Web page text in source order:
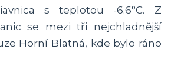
s teplotou -6.6°C. Z
se mezi tři nejchladnější
Horní Blatná, kde bylo ráno